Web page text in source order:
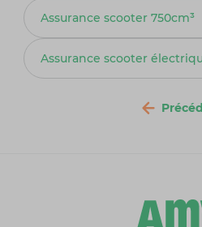
Assurance scooter 750cm³
Assurance scooter